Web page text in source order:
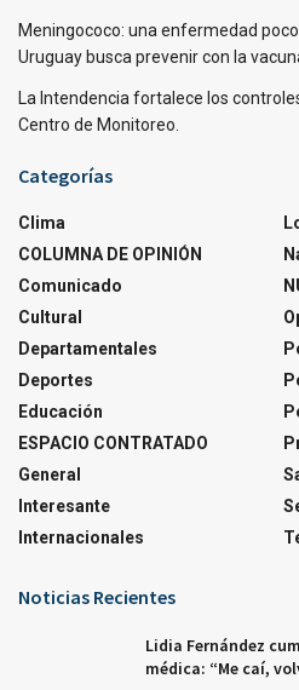
Meningococo: una enfermedad
Uruguay busca prevenir con la
La Intendencia fortalece los
Centro de Monitoreo.
Categorías
Clima
COLUMNA DE OPINIÓN
Comunicado
Cultural
Departamentales
Deportes
Educación
ESPACIO CONTRATADO
General
Interesante
Internacionales
Noticias Recientes
Lidia Fernández
médica: “Me caí,